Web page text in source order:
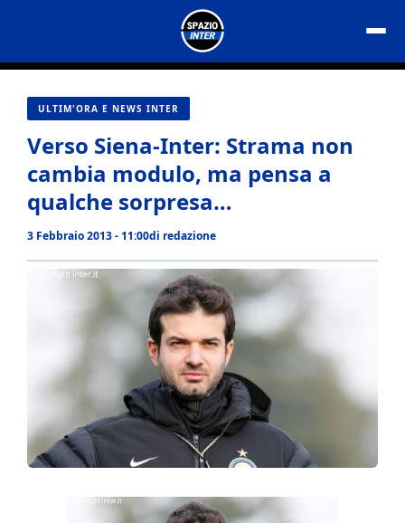
contenuto
ULTIM'ORA E NEWS INTER
Verso Siena-Inter: Strama non
cambia modulo, ma pensa a
qualche sorpresa…
3 Febbraio 2013 - 11:00di redazione